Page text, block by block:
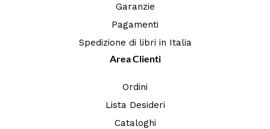
Garanzie
Pagamenti
Spedizione di libri in Italia
Area Clienti
Ordini
Lista Desideri
Cataloghi